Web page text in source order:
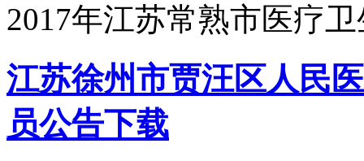
2017年江苏常熟市医疗
江苏徐州市贾汪区人民
员公告下载